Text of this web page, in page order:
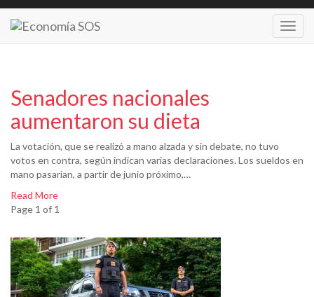
Senadores nacionales
aumentaron su dieta
La votación, que se realizó a mano alzada y sin debate, no tuvo
votos en contra, según indican varias declaraciones. Los sueldos en
mano pasarían, a partir de junio próximo,…
Read More
Page 1 of 1